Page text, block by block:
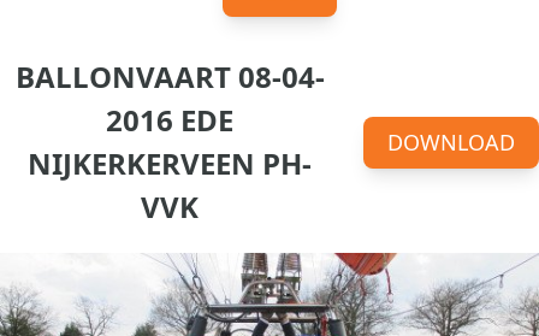
BALLONVAART 08-04-
2016 EDE
NIJKERKERVEEN PH-
VVK
DOWNLOAD